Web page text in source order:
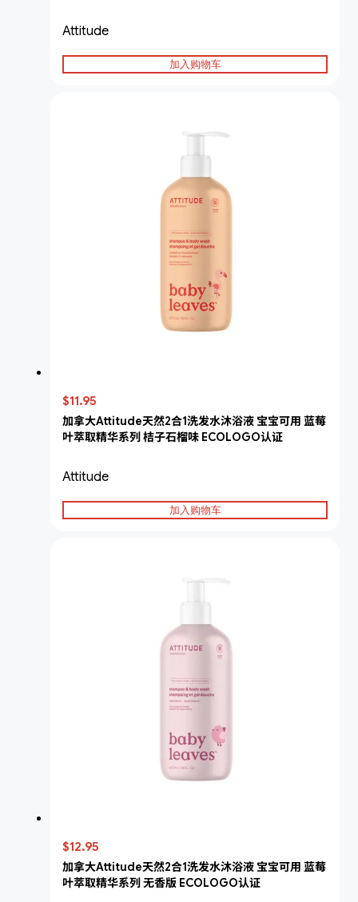
Attitude
加入购物车
$11.95
加拿大Attitude天然2合1洗发水沐浴液 宝宝可用 蓝莓
叶萃取精华系列 桔子石榴味 ECOLOGO认证
Attitude
加入购物车
$12.95
加拿大Attitude天然2合1洗发水沐浴液 宝宝可用 蓝莓
叶萃取精华系列 无香版 ECOLOGO认证